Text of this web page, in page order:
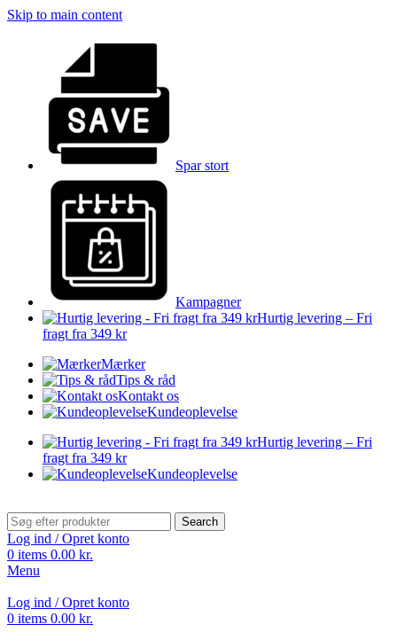
Skip to main content
Spar stort
Kampagner
Hurtig levering – Fri
fragt fra 349 kr
Mærker
Tips & råd
Kontakt os
Kundeoplevelse
Hurtig levering – Fri
fragt fra 349 kr
Kundeoplevelse
Search
Log ind / Opret konto
0 items 0.00 kr.
Menu
Log ind / Opret konto
0 items 0.00 kr.